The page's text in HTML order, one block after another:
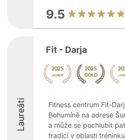
9.5
Laureáti
Fit - Darja
Fitness centrum Fit-
Bohumíně na adrese
a může se pochlubit
tradicí v oblasti